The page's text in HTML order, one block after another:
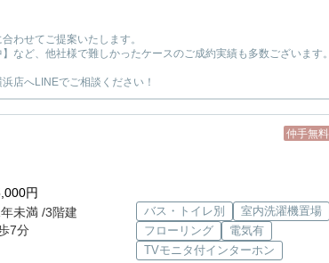
わせてご提案いたします。
など、他社様で難しかったケースのご成約実績も多数ございます。
店へLINEでご相談ください！
仲手無料
円
未満 /3階建
7分
バス・トイレ別 室内洗濯機置場
フローリング
電気有
TVモニタ付インターホン